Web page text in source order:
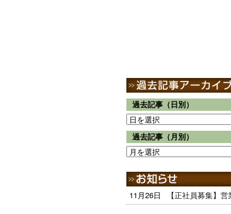
過去記事（日別）
過去記事（月別）
11月26日 【正社員募集】